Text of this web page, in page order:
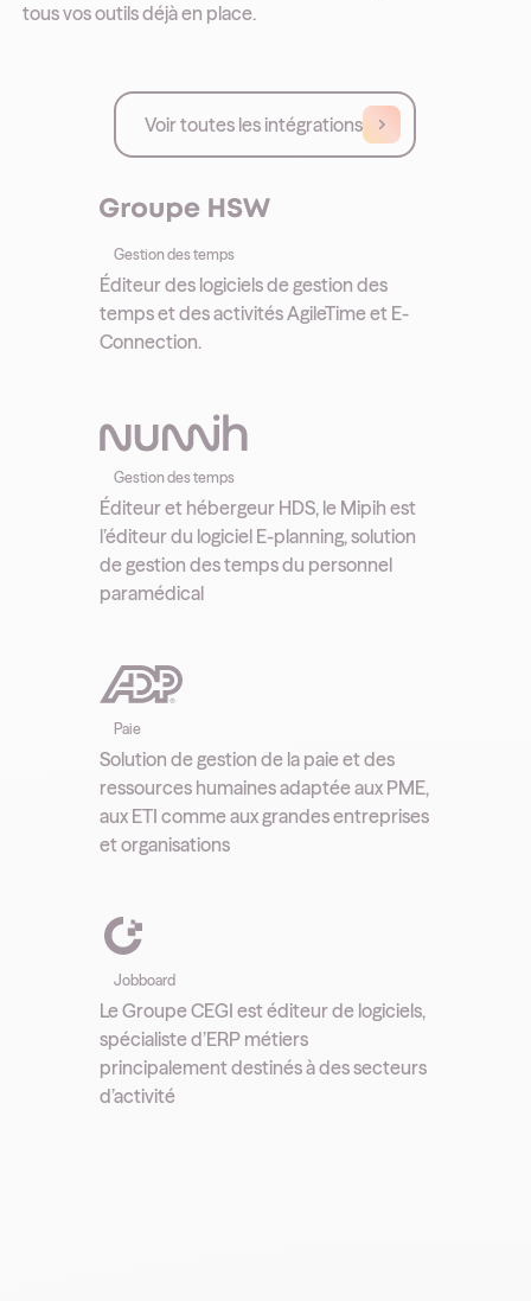
tous vos outils déjà en place.
Voir toutes les intégrations
Gestion des temps
Éditeur des logiciels de gestion des
temps et des activités AgileTime et E-
Connection.
Gestion des temps
Éditeur et hébergeur HDS, le Mipih est
l’éditeur du logiciel E-planning, solution
de gestion des temps du personnel
paramédical
Paie
Solution de gestion de la paie et des
ressources humaines adaptée aux PME,
aux ETI comme aux grandes entreprises
et organisations
Jobboard
Le Groupe CEGI est éditeur de logiciels,
spécialiste d’ERP métiers
principalement destinés à des secteurs
d’activité